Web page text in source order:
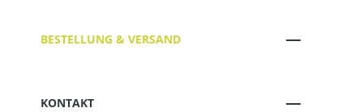
BESTELLUNG & VERSAND
KONTAKT